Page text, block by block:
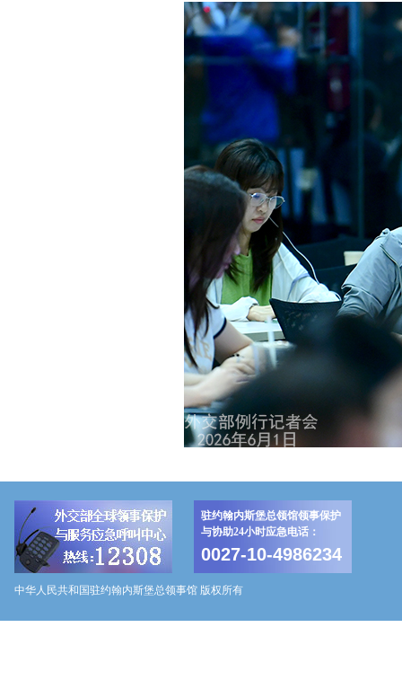
驻约翰内斯堡总领馆领事保护
与协助24小时应急电话：
0027-10-4986234
中华人民共和国驻约翰内斯堡总领事馆 版权所有